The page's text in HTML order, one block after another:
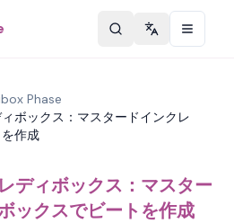
Change
Phase
ボックス：マスタードインクレ
作成
ディボックス：マスター
ックスでビートを作成